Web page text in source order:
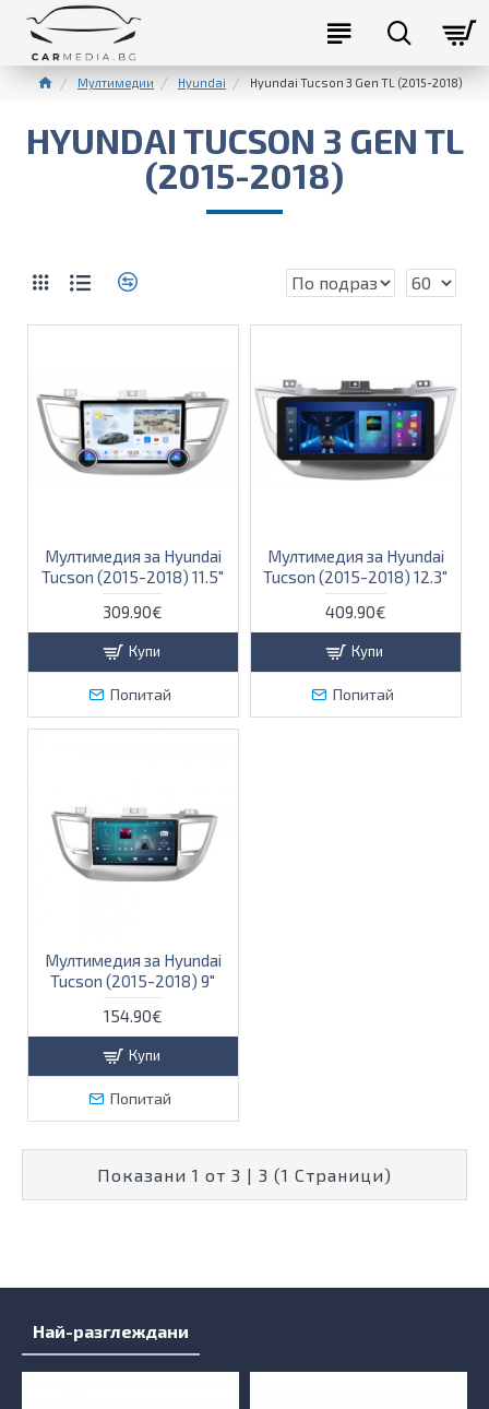
Мултимедии Hyundai Hyundai Tucson 3 Gen TL (2015-2018)
HYUNDAI TUCSON 3 GEN TL
(2015-2018)
Мултимедия за Hyundai
Tucson (2015-2018) 11.5"
309.90€
Купи
Попитай
Мултимедия за Hyundai
Tucson (2015-2018) 12.3"
409.90€
Купи
Попитай
Мултимедия за Hyundai
Tucson (2015-2018) 9"
154.90€
Купи
Попитай
Показани 1 от 3 | 3 (1 Страници)
Най-разглеждани